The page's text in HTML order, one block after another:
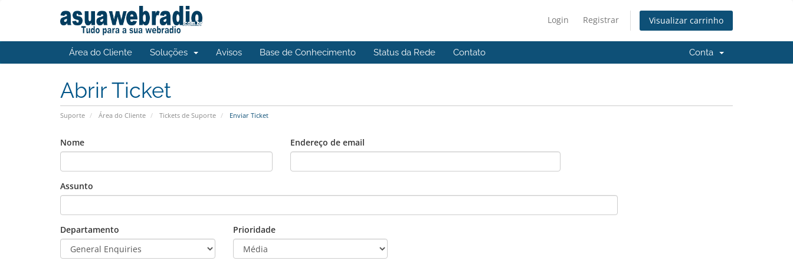
Login Registrar Visualizar carrinho
Área do Cliente Soluções Avisos Base de Conhecimento Status da Rede Contato Conta
Abrir Ticket
Suporte Área do Cliente Tickets de Suporte Enviar Ticket
Nome Endereço de email
Assunto
Departamento Prioridade